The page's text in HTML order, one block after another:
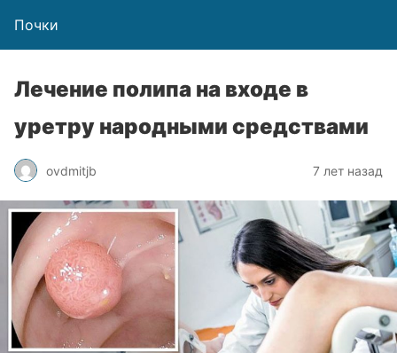
Почки
Лечение полипа на входе в
уретру народными средствами
ovdmitjb 7 лет назад